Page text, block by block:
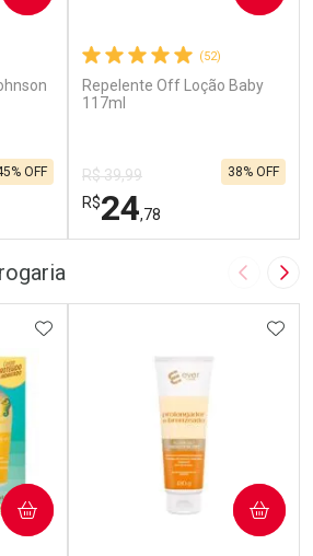
OFF
(52)
Repelente Off Loção Baby
117ml
R$ 39,99
R$24,78
38% OFF
Imagem
ADICIONAR AOS FAVORITOS
COMPRAR